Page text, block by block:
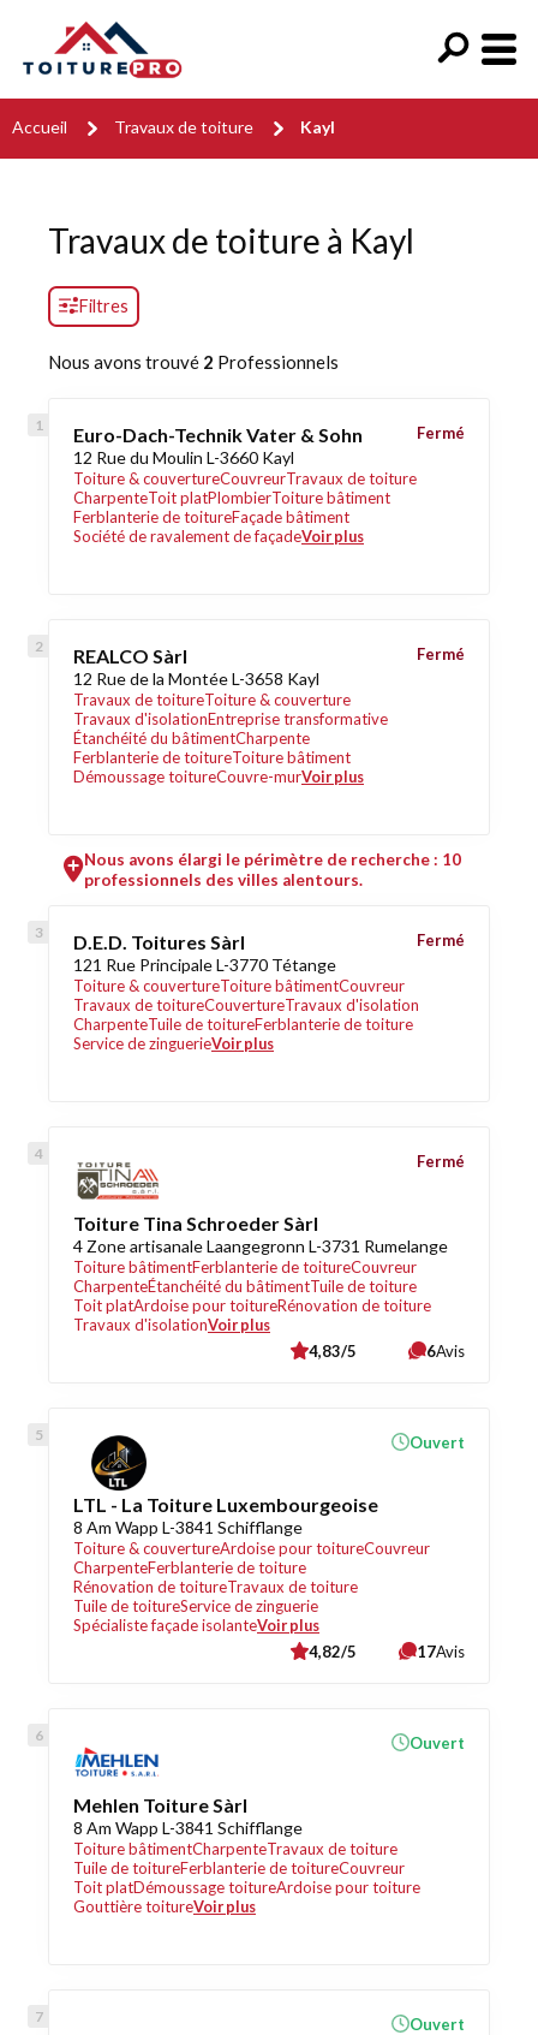
Accueil Travaux de toiture Kayl
Travaux de toiture à Kayl
Filtres
Nous avons trouvé 2 Professionnels
Euro-Dach-Technik Vater & Sohn
12 Rue du Moulin L-3660 Kayl
Toiture & couvertureCouvreurTravaux de toiture
CharpenteToit platPlombierToiture bâtiment
Ferblanterie de toitureFaçade bâtiment
Société de ravalement de façadeVoir plus
Fermé
REALCO Sàrl
12 Rue de la Montée L-3658 Kayl
Travaux de toitureToiture & couverture
Travaux d'isolationEntreprise transformative
Étanchéité du bâtimentCharpente
Ferblanterie de toitureToiture bâtiment
Démoussage toitureCouvre-murVoir plus
Fermé
Nous avons élargi le périmètre de recherche : 10
professionnels des villes alentours.
D.E.D. Toitures Sàrl
121 Rue Principale L-3770 Tétange
Toiture & couvertureToiture bâtimentCouvreur
Travaux de toitureCouvertureTravaux d'isolation
CharpenteTuile de toitureFerblanterie de toiture
Service de zinguerieVoir plus
Fermé
Toiture Tina Schroeder Sàrl
4 Zone artisanale Laangegronn L-3731 Rumelange
Toiture bâtimentFerblanterie de toitureCouvreur
CharpenteÉtanchéité du bâtimentTuile de toiture
Toit platArdoise pour toitureRénovation de toiture
Travaux d'isolationVoir plus
Fermé
4,83/5 6Avis
LTL - La Toiture Luxembourgeoise
8 Am Wapp L-3841 Schifflange
Toiture & couvertureArdoise pour toitureCouvreur
CharpenteFerblanterie de toiture
Rénovation de toitureTravaux de toiture
Tuile de toitureService de zinguerie
Spécialiste façade isolanteVoir plus
Ouvert
4,82/5 17Avis
Mehlen Toiture Sàrl
8 Am Wapp L-3841 Schifflange
Toiture bâtimentCharpenteTravaux de toiture
Tuile de toitureFerblanterie de toitureCouvreur
Toit platDémoussage toitureArdoise pour toiture
Gouttière toitureVoir plus
Ouvert
Ouvert